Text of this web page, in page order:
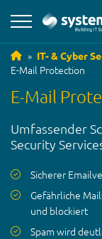
IT- & Cyber
E-Mail Protection
E-Mail
Umfassender
Security
Sicherer
Gefährliche
und blockiert
Spam wird